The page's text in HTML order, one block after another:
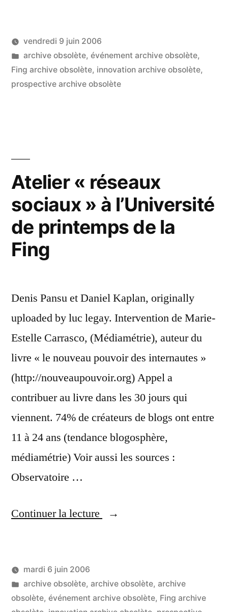
la
Fing
Publié
par
LucL
vendredi 9 juin 2006
Publié
dans
archive obsolète, événement archive obsolète,
Fing archive obsolète, innovation archive obsolète,
prospective archive obsolète
Atelier « réseaux
sociaux » à l’Université
de printemps de la
Fing
Denis Pansu et Daniel Kaplan, originally
uploaded by luc legay. Intervention de Marie-
Estelle Carrasco, (Médiamétrie), auteur du
livre « le nouveau pouvoir des internautes »
(http://nouveaupouvoir.org) Appel a
contribuer au livre dans les 30 jours qui
viennent. 74% de créateurs de blogs ont entre
11 à 24 ans (tendance blogosphère,
médiamétrie) Voir aussi les sources :
Observatoire …
Continuer la lecture
« Atelier
l’Université
Publié
par
LucL
mardi 6 juin 2006
Publié
dans
archive obsolète, archive obsolète, archive
obsolète, événement archive obsolète, Fing archive